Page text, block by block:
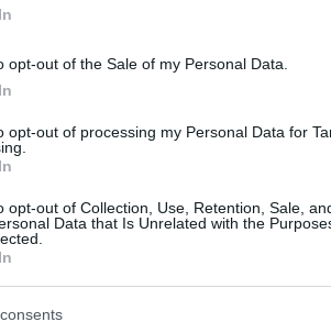
opt-out of the Sale of my Personal Data.
opt-out of processing my Personal Data for
opt-out of Collection, Use, Retention, Sale,
Data that Is Unrelated with the
DNA τους
ΠΑΟΚ: «Τι συμφωνήσαμε με
τον Σαββίδη»
protothema.gr στο Google News